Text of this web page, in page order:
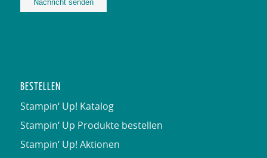
BESTELLEN
Stampin‘ Up! Katalog
Stampin‘ Up Produkte bestellen
Stampin‘ Up! Aktionen